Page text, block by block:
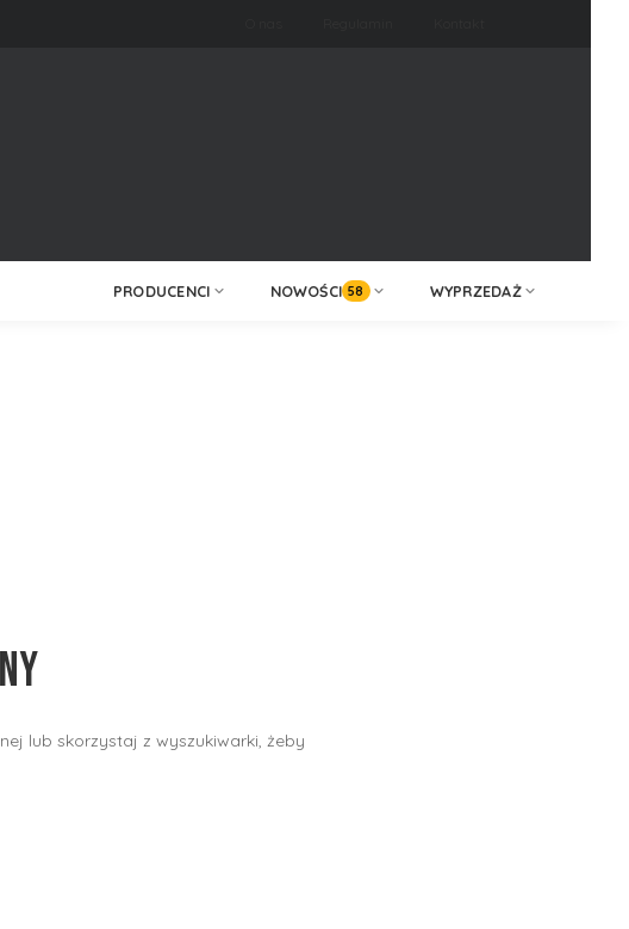
PRODUCENCI NOWOŚCI 58 WYPRZEDAŻ
lub skorzystaj z wyszukiwarki, żeby